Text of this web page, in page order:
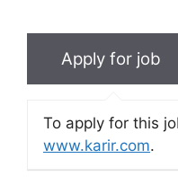
To apply for this
www.karir.com.